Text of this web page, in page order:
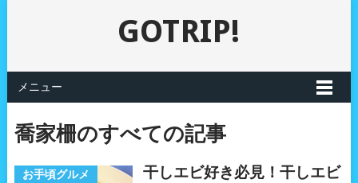
GOTRIP!
メニュー
喬家柵のすべての記事
お手頃グルメ
干しエビ好き必見！干しエビ